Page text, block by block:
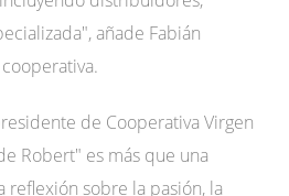
añade Fabián
de Cooperativa Virgen
Robert" es más que una
reflexión sobre la pasión, la